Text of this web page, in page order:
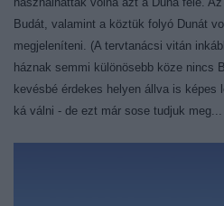
Budát, valamint a köztük folyó Dunát
megjeleníteni. (A tervtanácsi vitán
háznak semmi különösebb köze nincs
kevésbé érdekes helyen állva is képes
ká válni - de ezt már sose tudjuk meg...